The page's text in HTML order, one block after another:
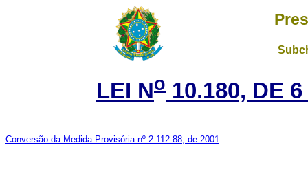
LEI No 10.180, DE
Conversão da Medida Provisória nº 2.112-88, de 2001